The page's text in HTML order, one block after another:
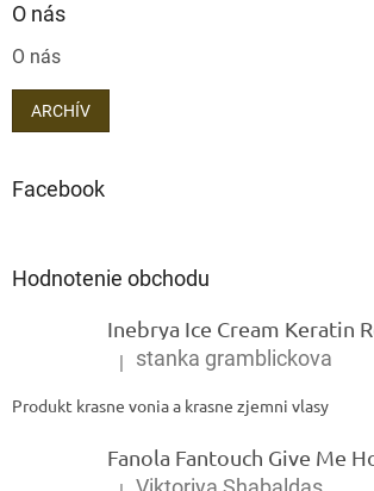
O nás
O nás
ARCHÍV
Facebook
Hodnotenie obchodu
Hodnotenie produktu je 5 z 5
| stanka gramblickova
Produkt krasne vonia a krasne zjemni vlasy